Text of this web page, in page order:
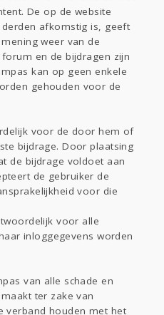
De op de website
afkomstig is, geeft
weer van de
en de bijdragen zijn
kan op geen enkele
gehouden voor de
voor de door hem of
bijdrage. Door plaatsing
de bijdrage voldoet aan
de gebruiker de
voor die
voor alle
inloggegevens worden
van alle schade en
ter zake van
verband houden met het